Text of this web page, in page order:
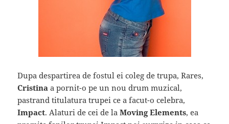
Dupa despartirea de fostul ei coleg de trupa, Rares,
Cristina a pornit-o pe un nou drum muzical,
pastrand titulatura trupei ce a facut-o celebra,
Impact. Alaturi de cei de laMoving Elements, ea